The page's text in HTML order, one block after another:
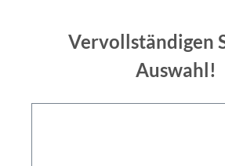
Vervollständigen
Auswahl!